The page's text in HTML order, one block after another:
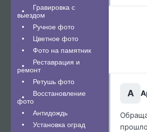
Гравировка с
выездом
Ручное фото
Цветное фото
Фото на памятник
Реставрация и
ремонт
Ретушь фото
Восстановление
фото
Антидождь
Установка оград
А